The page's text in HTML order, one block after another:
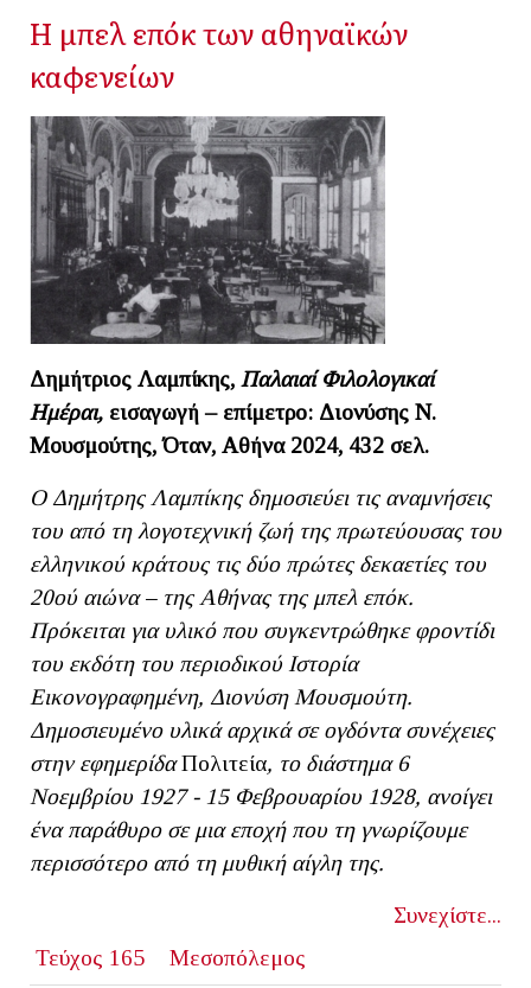
Η μπελ επόκ των αθηναϊκών
καφενείων
Δημήτριος Λαμπίκης, Παλαιαί Φιλολογικαί
Ημέραι, εισαγωγή – επίμετρο: Διονύσης Ν.
Μουσμούτης, Όταν, Αθήνα 2024, 432 σελ.
Ο Δημήτρης Λαμπίκης δημοσιεύει τις αναμνήσεις
του από τη λογοτεχνική ζωή της πρωτεύουσας του
ελληνικού κράτους τις δύο πρώτες δεκαετίες του
20ού αιώνα – της Αθήνας της μπελ επόκ.
Πρόκειται για υλικό που συγκεντρώθηκε φροντίδι
του εκδότη του περιοδικού Ιστορία
Εικονογραφημένη, Διονύση Μουσμούτη.
Δημοσιευμένο υλικά αρχικά σε ογδόντα συνέχειες
στην εφημερίδαΠολιτεία, το διάστημα 6
Νοεμβρίου 1927 - 15 Φεβρουαρίου 1928, ανοίγει
ένα παράθυρο σε μια εποχή που τη γνωρίζουμε
περισσότερο από τη μυθική αίγλη της.
Συνεχίστε...
Τεύχος 165
Μεσοπόλεμος